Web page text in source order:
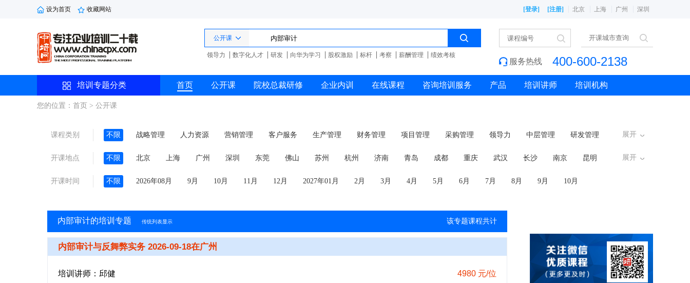
设为首页 收藏网站 [登录] [注册] 北京 上海 广州 深圳
公开课
领导力 数字化人才 研发 向华为学习 股权激励 标杆 考察 薪酬管理 绩效考核
服务热线 400-600-2138
培训专题分类 首页 公开课 院校总裁研修 企业内训 在线课程 咨询培训服务 产品 培训讲师 培训机构
您的位置：首页 > 公开课
课程类别 不限 战略管理 人力资源 营销管理 客户服务 生产管理 财务管理 项目管理 采购管理 领导力 中层管理
研发管理
展开
开课地点 不限 北京 上海 广州 深圳 东莞 佛山 苏州 杭州 济南 青岛 成都 重庆 武汉 长沙 南京
昆明
展开
开课时间 不限 2026年08月 9月 10月 11月 12月 2027年01月 2月 3月 4月 5月 6月 7月 8月 9月
10月
内部审计的培训专题 传统列表显示 该专题课程共计
内部审计与反舞弊实务 2026-09-18在广州
4980 元/位
培训讲师：邱健